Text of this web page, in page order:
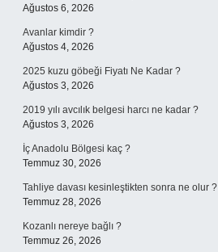
Ağustos 6, 2026
Avanlar kimdir ?
Ağustos 4, 2026
2025 kuzu göbeği Fiyatı Ne Kadar ?
Ağustos 3, 2026
2019 yılı avcılık belgesi harcı ne kadar ?
Ağustos 3, 2026
İç Anadolu Bölgesi kaç ?
Temmuz 30, 2026
Tahliye davası kesinleştikten sonra ne olur ?
Temmuz 28, 2026
Kozanlı nereye bağlı ?
Temmuz 26, 2026